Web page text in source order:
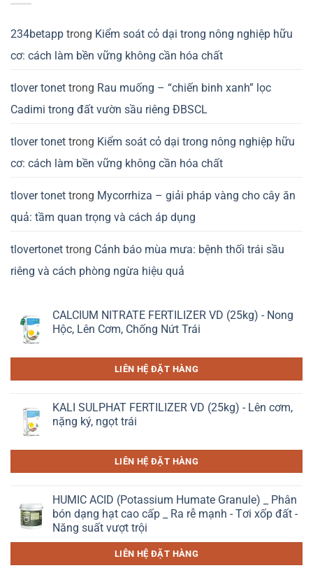
234betapp trong Kiểm soát cỏ dại trong nông nghiệp hữu
cơ: cách làm bền vững không cần hóa chất
tlover tonet trong Rau muống – “chiến binh xanh” lọc
Cadimi trong đất vườn sầu riêng ĐBSCL
tlover tonet trong Kiểm soát cỏ dại trong nông nghiệp hữu
cơ: cách làm bền vững không cần hóa chất
tlover tonet trong Mycorrhiza – giải pháp vàng cho cây ăn
quả: tầm quan trọng và cách áp dụng
tlovertonet trong Cảnh báo mùa mưa: bệnh thối trái sầu
riêng và cách phòng ngừa hiệu quả
CALCIUM NITRATE FERTILIZER VD (25kg) - Nong
Hộc, Lên Cơm, Chống Nứt Trái
LIÊN HỆ ĐẶT HÀNG
KALI SULPHAT FERTILIZER VD (25kg) - Lên cơm,
nặng ký, ngọt trái
LIÊN HỆ ĐẶT HÀNG
HUMIC ACID (Potassium Humate Granule) _ Phân
bón dạng hạt cao cấp _ Ra rễ mạnh - Tơi xốp đất -
Năng suất vượt trội
LIÊN HỆ ĐẶT HÀNG